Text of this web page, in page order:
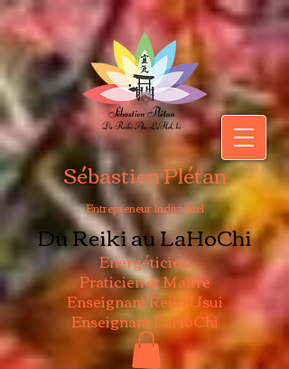
Sébastien Plétan
Entrepreneur Individuel
Du Reiki au LaHoChi
Energéticien
Praticien et Maître
Enseignant Reiki Usui
Enseignant LaHoChi